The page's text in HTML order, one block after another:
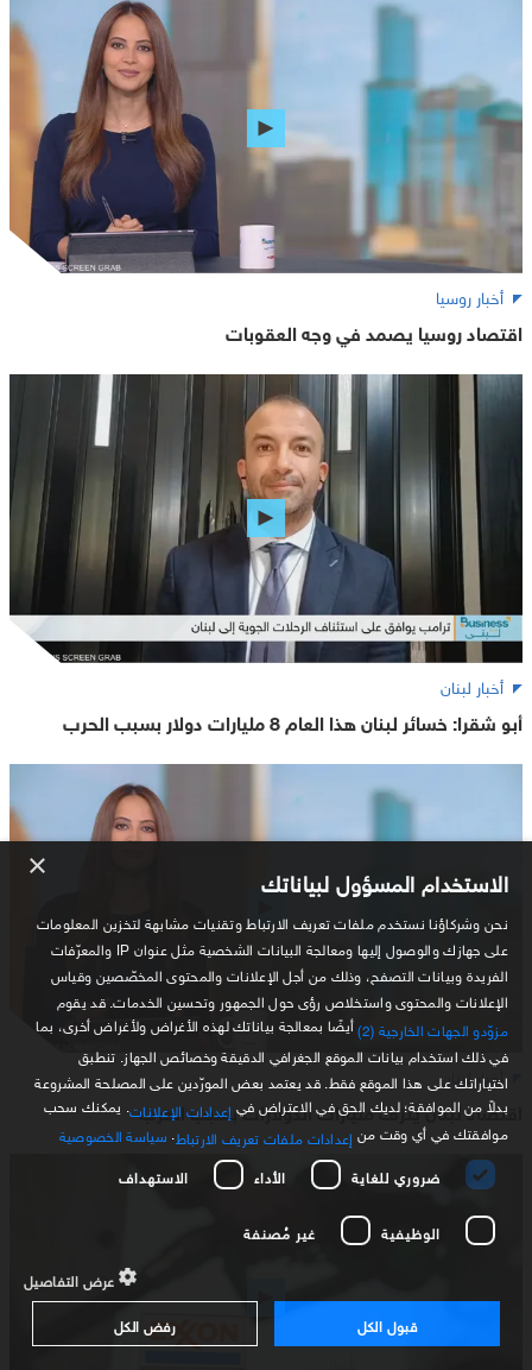
أخبار روسيا
اقتصاد روسيا يصمد في وجه العقوبات
أخبار لبنان
أبو شقرا: خسائر لبنان هذا العام 8 مليارات دولار بسبب الحرب
أخبار لبنان
اقتصاد لبنان ينزف مليارات الدولارات بسبب الحرب
× الاستخدام المسؤول لبياناتك
نحن وشركاؤنا نستخدم ملفات تعريف الارتباط وتقنيات مشابهة لتخزين المعلومات
على جهازك والوصول إليها ومعالجة البيانات الشخصية مثل عنوان IP والمعرّفات
الفريدة وبيانات التصفح، وذلك من أجل الإعلانات والمحتوى المخصّصين وقياس
الإعلانات والمحتوى واستخلاص رؤى حول الجمهور وتحسين الخدمات. قد يقوم
مزوّدو الجهات الخارجية (2)
أيضًا بمعالجة بياناتك لهذه الأغراض ولأغراض أخرى، بما
في ذلك استخدام بيانات الموقع الجغرافي الدقيقة وخصائص الجهاز. تنطبق
اختياراتك على هذا الموقع فقط. قد يعتمد بعض المورّدين على المصلحة المشروعة
بدلاً من الموافقة؛ لديك الحق في الاعتراض في إعدادات الإعلانات . يمكنك سحب
موافقتك في أي وقت من إعدادات ملفات تعريف الارتباط سياسة الخصوصية
ضروري للغاية
الأداء الاستهداف
الوظيفية غير مُصنفة
عرض التفاصيل
قبول الكل
رفض الكل